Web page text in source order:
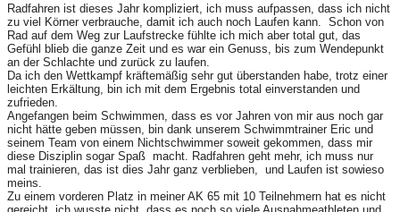
Radfahren ist dieses Jahr kompliziert, ich muss aufpassen, dass ich nicht
zu viel Körner verbrauche, damit ich auch noch Laufen kann. Schon von
Rad auf dem Weg zur Laufstrecke fühlte ich mich aber total gut, das
Gefühl blieb die ganze Zeit und es war ein Genuss, bis zum Wendepunkt
an der Schlachte und zurück zu laufen.
Da ich den Wettkampf kräftemäßig sehr gut überstanden habe, trotz einer
leichten Erkältung, bin ich mit dem Ergebnis total einverstanden und
zufrieden.
Angefangen beim Schwimmen, dass es vor Jahren von mir aus noch gar
nicht hätte geben müssen, bin dank unserem Schwimmtrainer Eric und
seinem Team von einem Nichtschwimmer soweit gekommen, dass mir
diese Disziplin sogar Spaß macht. Radfahren geht mehr, ich muss nur
mal trainieren, das ist dies Jahr ganz verblieben, und Laufen ist sowieso
meins.
Zu einem vorderen Platz in meiner AK 65 mit 10 Teilnehmern hat es nicht